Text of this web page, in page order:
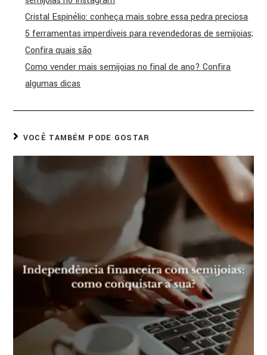
Cristal Espinélio: conheça mais sobre essa pedra preciosa
5 ferramentas imperdíveis para revendedoras de semijoias;
Confira quais são
Como vender mais semijoias no final de ano? Confira
algumas dicas
VOCÊ TAMBÉM PODE GOSTAR